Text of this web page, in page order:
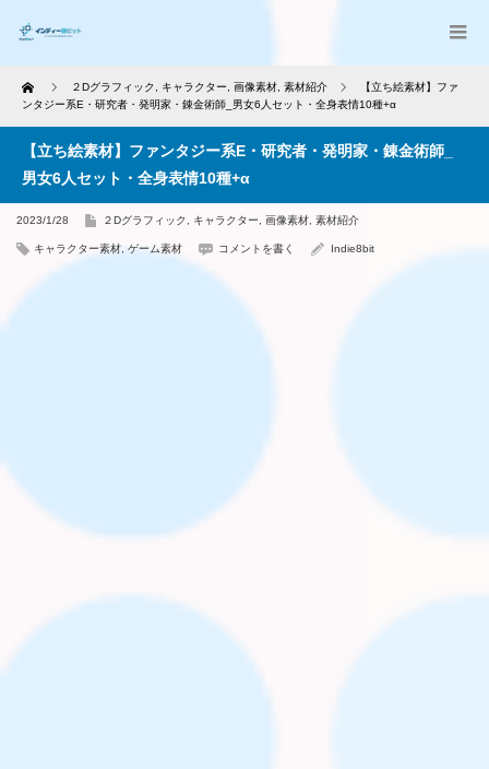
Home ２Dグラフィック キャラクター 画像素材 素材紹介
【立ち絵素材】ファ
ンタジー系E・研究者・発明家・錬金術師_男女6人セット・全身表情10種+α
【立ち絵素材】ファンタジー系E・研究者・発明家・錬金術師_
男女6人セット・全身表情10種+α
2023/1/28 ２Dグラフィック キャラクター 画像素材 素材紹介
キャラクター素材 ゲーム素材 コメントを書く Indie8bit